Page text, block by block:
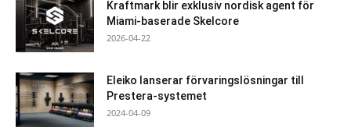
Kraftmark blir exklusiv nordisk agent för
Miami-baserade Skelcore
2026-04-22
Eleiko lanserar förvaringslösningar till
Prestera-systemet
2024-04-09